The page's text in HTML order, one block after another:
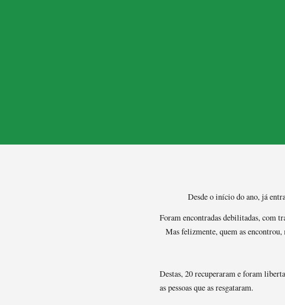
Desde o início do ano, já
Foram encontradas debilitadas, com
Mas felizmente, quem as encontrou,
Destas, 20 recuperaram e foram
as pessoas que as resgataram.